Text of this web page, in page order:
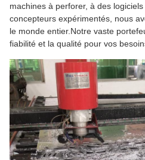
machines à perforer, à des
concepteurs expérimentés, nous
le monde entier.Notre vaste
fiabilité et la qualité pour vos